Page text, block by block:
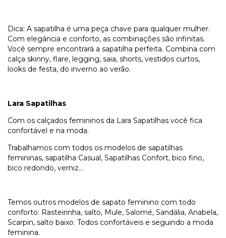
Dica: A sapatilha é uma peça chave para qualquer mulher.
Com elegância e conforto, as combinações são infinitas.
Você sempre encontrará a sapatilha perfeita. Combina com
calça skinny, flare, legging, saia, shorts, vestidos curtos,
looks de festa, do inverno ao verão.
Lara Sapatilhas
Com os calçados femininos da Lara Sapatilhas você fica
confortável e na moda.
Trabalhamos com todos os modelos de sapatilhas
femininas, sapatilha Casual, Sapatilhas Confort, bico fino,
bico redondo, verniz...
Temos outros modelos de sapato feminino com todo
conforto: Rasteirinha, salto, Mule, Salomé, Sandália, Anabela,
Scarpin, salto baixo. Todos confortáveis e seguindo a moda
feminina.